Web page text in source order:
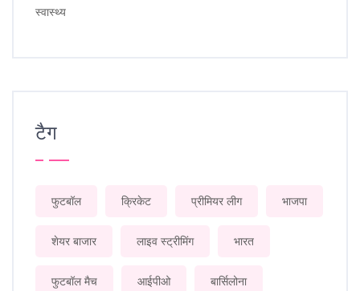
स्वास्थ्य
टैग
फुटबॉल क्रिकेट प्रीमियर लीग भाजपा
शेयर बाजार लाइव स्ट्रीमिंग भारत
फुटबॉल मैच आईपीओ बार्सिलोना